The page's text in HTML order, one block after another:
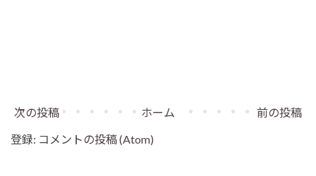
次の投稿 前の投稿
ホーム
登録: コメントの投稿 (Atom)